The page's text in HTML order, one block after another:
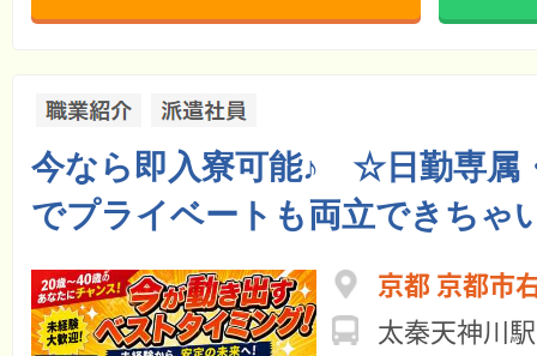
今なら即入寮可能♪ ☆日勤専属
でプライベートも両立できちゃ
京都 京都市
太秦天神川